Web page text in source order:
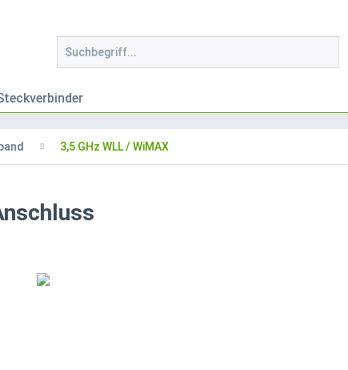
3,5 GHz WLL / WiMAX